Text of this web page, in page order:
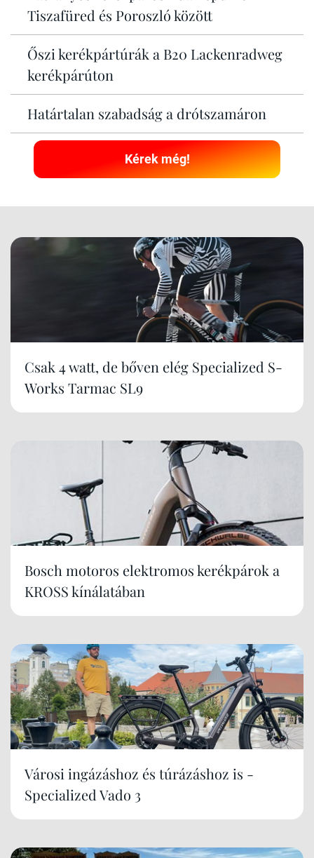
Tiszafüred és Poroszló között
Őszi kerékpártúrák a B20 Lackenradweg
kerékpárúton
Határtalan szabadság a drótszamáron
Kérek még!
Csak 4 watt, de bőven elég Specialized S-
Works Tarmac SL9
Bosch motoros elektromos kerékpárok a
KROSS kínálatában
Városi ingázáshoz és túrázáshoz is -
Specialized Vado 3